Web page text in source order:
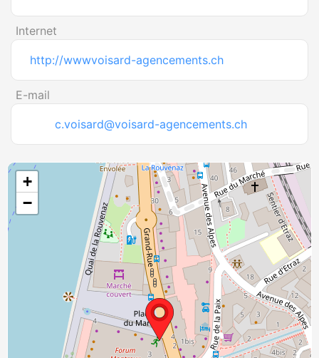
Internet
http://wwwvoisard-agencements.ch
E-mail
c.voisard@voisard-agencements.ch
+
−